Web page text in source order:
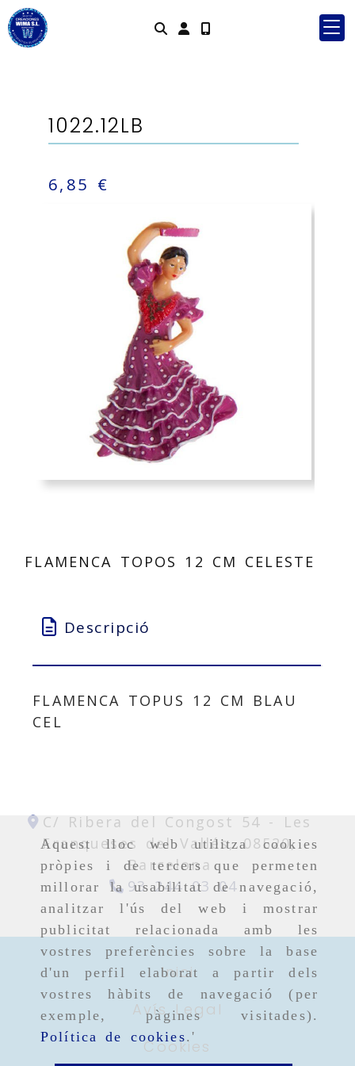
Aquest lloc web utilitza cookies
pròpies i de tercers que permeten
millorar la usabilitat de navegació,
analitzar l'ús del web i mostrar
publicitat relacionada amb les
vostres preferències sobre la base
d'un perfil elaborat a partir dels
vostres hàbits de navegació (per
exemple, pàgines visitades).
Política de cookies.'
Identifícat
1022.12LB
6,85 €
FLAMENCA TOPOS 12 CM CELESTE
Descripció
FLAMENCA TOPUS 12 CM BLAU
CEL
C/ Ribera del Congost 54 -
Les
Franqueses del Vallés,08520,
Barcelona
93 244 03 04
Inici
Avís Legal
Cookies